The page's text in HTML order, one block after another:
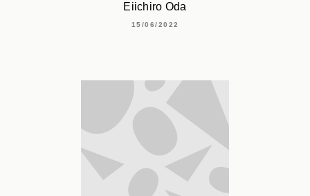
Eiichiro Oda
15/06/2022